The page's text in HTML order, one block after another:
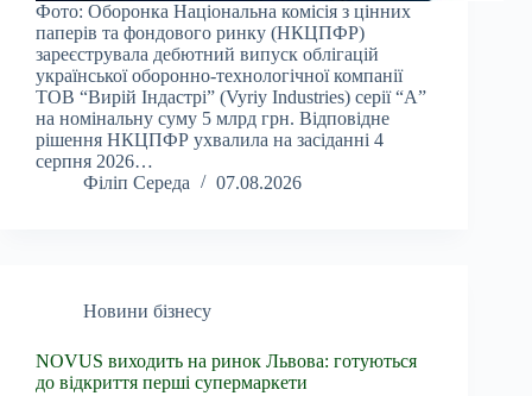
Фото: Оборонка Національна комісія з цінних
паперів та фондового ринку (НКЦПФР)
зареєструвала дебютний випуск облігацій
української оборонно-технологічної компанії
ТОВ “Вирій Індастрі” (Vyriy Industries) серії “А”
на номінальну суму 5 млрд грн. Відповідне
рішення НКЦПФР ухвалила на засіданні 4
серпня 2026…
Філіп Середа
07.08.2026
Новини бізнесу
NOVUS виходить на ринок Львова: готуються
до відкриття перші супермаркети